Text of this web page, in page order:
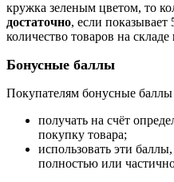
кружка зеленым цветом, то
достаточно, если
количество товаров на складе
Бонусные баллы
Покупателям бонусные баллы
получать на счёт
покупку товара;
использовать эти
полностью или